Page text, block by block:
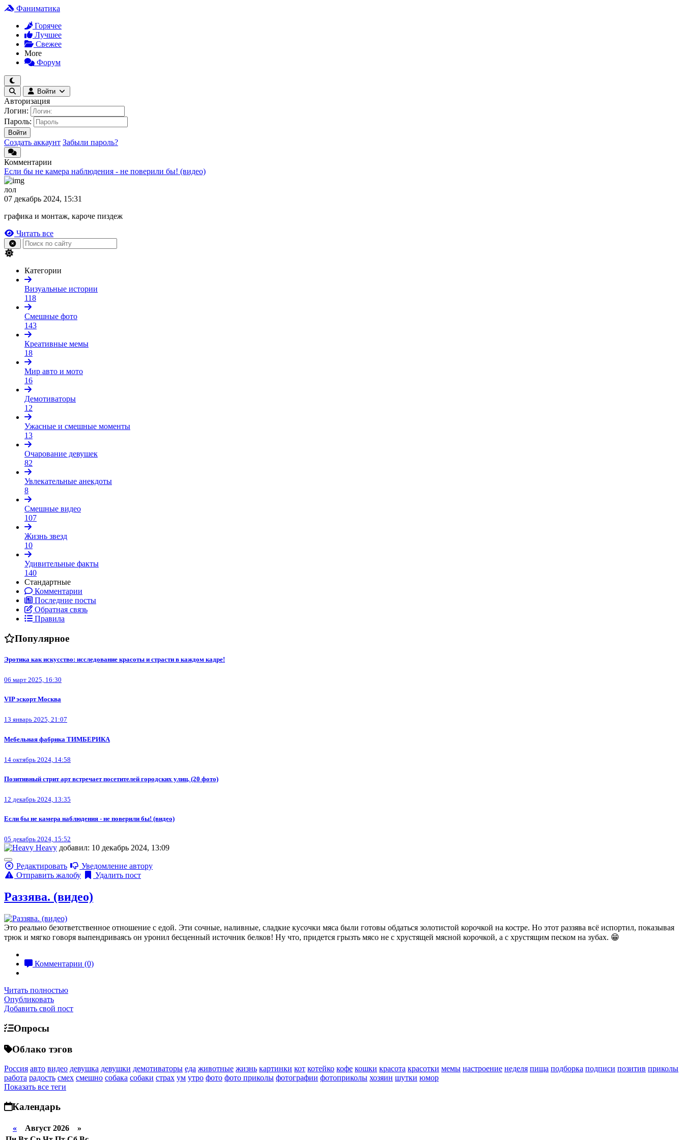
Фаниматика
Горячее
Лучшее
Свежее
More
Форум
Войти
Авторизация
Логин:
Пароль:
Войти
Создать аккаунт Забыли пароль?
Комментарии
Если бы не камера наблюдения - не поверили бы! (видео)
лол
07 декабрь 2024, 15:31
графика и монтаж, кароче пиздеж
Читать все
Категории
Визуальные истории
118
Смешные фото
143
Креативные мемы
18
Мир авто и мото
16
Демотиваторы
12
Ужасные и смешные моменты
13
Очарование девушек
82
Увлекательные анекдоты
8
Смешные видео
107
Жизнь звезд
10
Удивительные факты
140
Стандартные
Комментарии
Последние посты
Обратная связь
Правила
Популярное
Эротика как искусство: исследование красоты и страсти в каждом кадре!
06 март 2025, 16:30
VIP эскорт Москва
13 январь 2025, 21:07
Мебельная фабрика ТИМБЕРИКА
14 октябрь 2024, 14:58
Позитивный стрит арт встречает посетителей городских улиц. (20 фото)
12 декабрь 2024, 13:35
Если бы не камера наблюдения - не поверили бы! (видео)
05 декабрь 2024, 15:52
Heavy добавил: 10 декабрь 2024, 13:09
Редактировать
Уведомление автору
Отправить жалобу
Удалить пост
Раззява. (видео)
Это реально безответственное отношение с едой. Эти сочные, наливные, сладкие кусочки мяса были готовы обдаться золотистой корочкой на костре. Но этот раззява всё испортил, показывая
трюк и мягко говоря выпендриваясь он уронил бесценный источник белков! Ну что, придется грызть мясо не с хрустящей мясной корочкой, а с хрустящим песком на зубах. 😁
Комментарии (0)
Читать полностью
Опубликовать
Добавить свой пост
Опросы
Облако тэгов
Россия авто видео девушка девушки демотиваторы еда животные жизнь картинки кот котейко кофе кошки красота красотки мемы настроение неделя пища подборка подписи позитив приколы
работа радость смех смешно собака собаки страх ум утро фото фото приколы фотографии фотоприколы хозяин шутки юмор
Показать все теги
Календарь
« Август 2026 »